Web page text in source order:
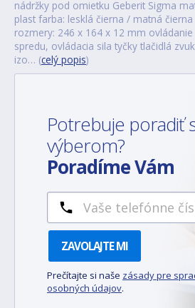
nádržky pod omietku Geberit Sigma
plast farba: lesklá čierna / matná čierna
rozmery: 246 x 164 x 12 mm ovládanie
spredu, ovládacia sila tyčky tlačidlá
izo… (celý popis)
Potrebuje poradiť
výberom?
Poradíme Vám
ZAVOLAJTE MI
Prečítajte si naše zásady pre
osobných údajov.